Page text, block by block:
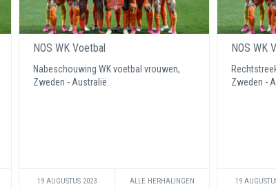
NOS WK Voetbal
Nabeschouwing WK voetbal vrouwen,
Zweden - Australië.
19 AUGUSTUS 2023 ALLE HERHALINGEN
NOS WK
Zweden -
19